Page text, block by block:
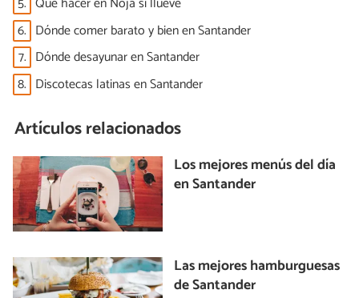
6. Dónde comer barato y bien en Santander
7. Dónde desayunar en Santander
8. Discotecas latinas en Santander
Artículos relacionados
Los mejores menús del día
en Santander
Las mejores hamburguesas
de Santander